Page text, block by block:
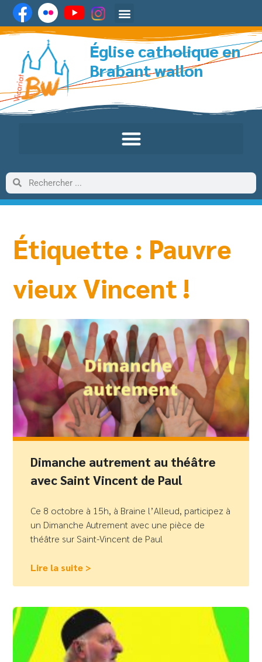
Église catholique en
Brabant wallon
Étiquette : Pauvre
vieux Vincent !
Dimanche autrement au théâtre
avec Saint Vincent de Paul
Ce 8 octobre à 15h, à Braine l’Alleud, participez à
un Dimanche Autrement avec une pièce de
théâtre sur Saint-Vincent de Paul
Lire la suite >